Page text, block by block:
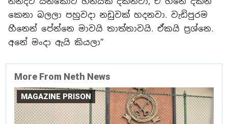
කෙනා බලලා පහුවදා නඩුවක් හදනවා. වැඩිපුරම
හීනෙන් පේන්නෙ මාවයි තාත්තාවයි. ඒකයි ප්‍රශ්නෙ.
අනේ මංදා ඇයි කියලා”
More From Neth News
MAGAZINE PRISON